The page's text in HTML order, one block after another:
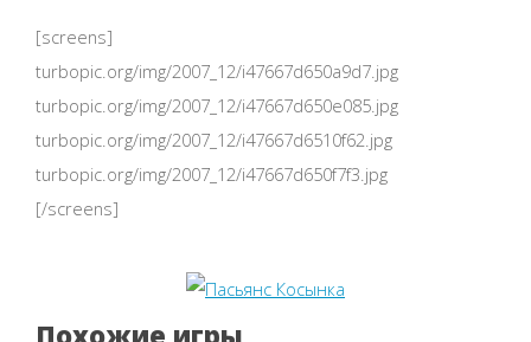
[screens]
turbopic.org/img/2007_12/i47667d650a9d7.jpg
turbopic.org/img/2007_12/i47667d650e085.jpg
turbopic.org/img/2007_12/i47667d6510f62.jpg
turbopic.org/img/2007_12/i47667d650f7f3.jpg
[/screens]
Похожие игры